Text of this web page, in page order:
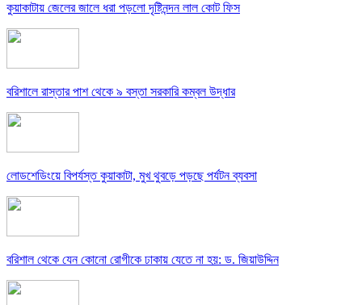
কুয়াকাটায় জেলের জালে ধরা পড়লো দৃষ্টিনন্দন লাল কোট ফিস
বরিশালে রাস্তার পাশ থেকে ৯ বস্তা সরকারি কম্বল উদ্ধার
লোডশেডিংয়ে বিপর্যস্ত কুয়াকাটা, মুখ থুবড়ে পড়ছে পর্যটন ব্যবসা
বরিশাল থেকে যেন কোনো রোগীকে ঢাকায় যেতে না হয়: ড. জিয়াউদ্দিন